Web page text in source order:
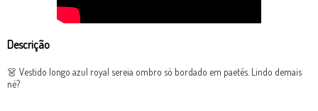
Descrição
👗 Vestido longo azul royal sereia ombro só bordado em paetês. Lindo demais
né?